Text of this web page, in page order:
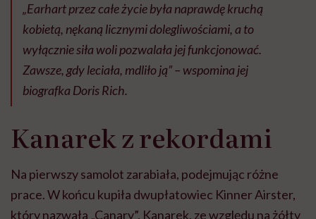
„Earhart przez całe życie była naprawdę kruchą
kobietą, nękaną licznymi dolegliwościami, a to
wyłącznie siła woli pozwalała jej funkcjonować.
Zawsze, gdy leciała, mdliło ją”– wspomina jej
biografka Doris Rich.
Kanarek z rekordami
Na pierwszy samolot zarabiała, podejmując różne
prace. W końcu kupiła dwupłatowiec Kinner Airster,
który nazwała „Canary”, Kanarek, ze względu na żółty